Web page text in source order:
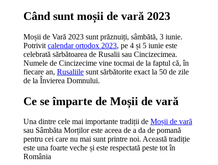
Când sunt moșii de vară 2023
Moșii de Vară 2023 sunt prăznuiți, sâmbătă, 3 iunie.
Potrivit calendar ortodox 2023, pe 4 și 5 iunie este
celebrată sărbătoarea de Rusalii sau Cincizecimea.
Numele de Cincizecime vine tocmai de la faptul că, în
fiecare an, Rusaliile sunt sărbătorite exact la 50 de zile
de la Învierea Domnului.
Ce se împarte de Moșii de vară
Una dintre cele mai importante tradiții de Moșii de vară
sau Sâmbăta Morților este aceea de a da de pomană
pentru cei care nu mai sunt printre noi. Această tradiție
este una foarte veche și este respectată peste tot în
România